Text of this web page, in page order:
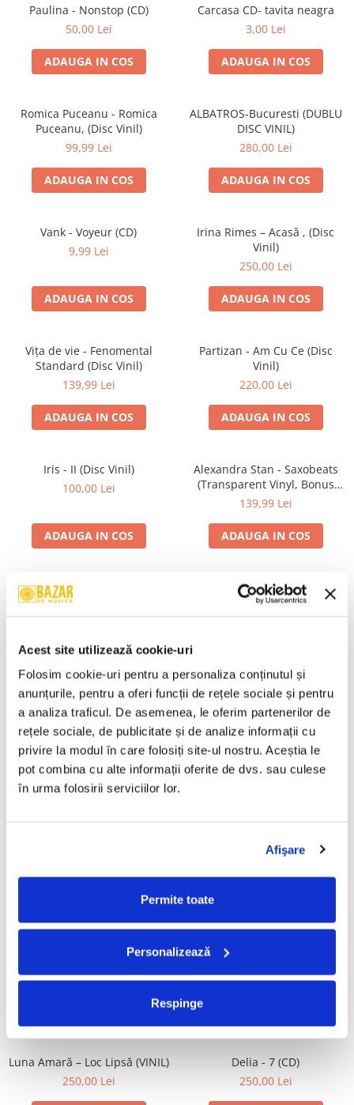
Acest site utilizează cookie-uri
Folosim cookie-uri pentru a personaliza conținutul și
anunțurile, pentru a oferi funcții de rețele sociale și pentru
a analiza traficul. De asemenea, le oferim partenerilor de
rețele sociale, de publicitate și de analize informații cu
privire la modul în care folosiți site-ul nostru. Aceștia le
pot combina cu alte informații oferite de dvs. sau culese
în urma folosirii serviciilor lor.
Afişare
Permite toate
Personalizează
Respinge
Viniluri Românești
Colecția Electrecord
Paulina - Nonstop (CD)
50,00 Lei
ADAUGA IN COS
Carcasa CD- tavita neagra
3,00 Lei
ADAUGA IN COS
Romica Puceanu - Romica
Puceanu, (Disc Vinil)
99,99 Lei
ADAUGA IN COS
ALBATROS-Bucuresti (DUBLU
DISC VINIL)
280,00 Lei
ADAUGA IN COS
Vank - Voyeur (CD)
9,99 Lei
ADAUGA IN COS
Irina Rimes – Acasă , (Disc
Vinil)
250,00 Lei
ADAUGA IN COS
Vița de vie - Fenomental
Standard (Disc Vinil)
139,99 Lei
ADAUGA IN COS
Partizan - Am Cu Ce (Disc
Vinil)
220,00 Lei
ADAUGA IN COS
Iris - II (Disc Vinil)
100,00 Lei
ADAUGA IN COS
Alexandra Stan - Saxobeats
(Transparent Vinyl, Bonus
Tracks) ) (Disc Vinil)
139,99 Lei
ADAUGA IN COS
Unknown Artist - Povești ,
(Casetă Audio)
ADAUGA IN COS
Genesis - We Can't Dance,
(CD)
R.E.M. - Monster , (CD)
29,99 Lei
ADAUGA IN COS
Irina Rimes – Origini , (Disc
Vinil)
250,00 Lei
ADAUGA IN COS
Electrecord, (Disc Vinil)
189,00 Lei
Fugees - The Score (CD)
Cargo- Spiritus Sanctus (Editie
Aniversara) (Disc Vinil)
150,00 Lei
Luna Amară – Loc Lipsă (VINIL)
250,00 Lei
Delia - 7 (CD)
250,00 Lei